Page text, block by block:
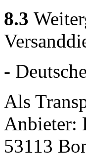
8.3
-
Als
Anbieter:
53113